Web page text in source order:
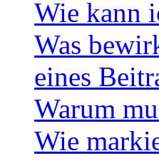
Wie kann
Was
eines
Warum
Wie